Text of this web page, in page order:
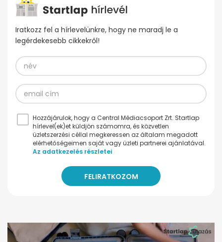
Iratkozz fel a hírlevelünkre, hogy ne maradj le a
legérdekesebb cikkekről!
Hozzájárulok, hogy a Central Médiacsoport Zrt. Startlap
hírlevel(ek)et küldjön számomra, és közvetlen
üzletszerzési céllal megkeressen az általam megadott
elérhetőségeimen saját vagy üzleti partnerei ajánlatával.
Az adatkezelés részletei